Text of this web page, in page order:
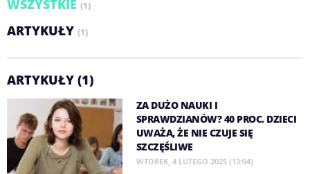
WSZYSTKIE (1)
ARTYKUŁY (1)
ARTYKUŁY (1)
ZA DUŻO NAUKI I
SPRAWDZIANÓW? 40 PROC. DZIECI
UWAŻA, ŻE NIE CZUJE SIĘ
SZCZĘŚLIWE
WTOREK, 4 LUTEGO 2025 (13:04)